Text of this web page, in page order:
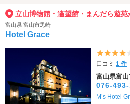
立山博物館・遙望館・まんだら遊
富山県 富山市黒崎
Hotel Grace
口コミ1 件
富山県富
076-493-
M’s Hotel